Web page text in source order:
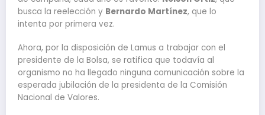
busca la reelección y Bernardo Martínez, que lo
intenta por primera vez.
Ahora, por la disposición de Lamus a trabajar con el
presidente de la Bolsa, se ratifica que todavía al
organismo no ha llegado ninguna comunicación sobre la
esperada jubilación de la presidenta de la Comisión
Nacional de Valores.